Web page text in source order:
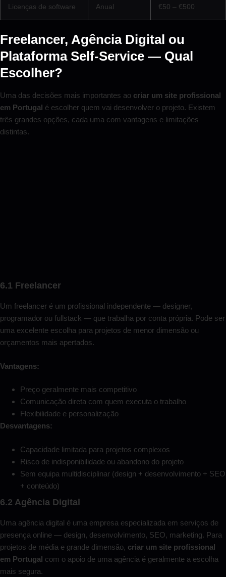
Licenças de software Anual €50 – €500
Freelancer, Agência Digital ou
Plataforma Self-Service — Qual
Escolher?
Uma das decisões mais importantes ao criar um site profissional
em Portugal é escolher quem vai desenvolver o projeto. Existem
três grandes opções, cada uma com vantagens e limitações
distintas.
6.1 Freelancer
Um freelancer é um profissional independente — designer,
programador ou fullstack — que trabalha por conta própria. Pode ser
uma excelente escolha para projetos de menor dimensão ou
orçamentos mais apertados.
Vantagens:
Preço geralmente mais competitivo
Comunicação direta com quem executa o trabalho
Flexibilidade e personalização
Desvantagens:
Capacidade limitada para projetos complexos
Risco de indisponibilidade ou abandono do projeto
Sem equipa multidisciplinar (design + desenvolvimento + SEO
+ conteúdo)
6.2 Agência Digital
Uma agência digital é uma empresa especializada em serviços de
presença online — design, desenvolvimento, SEO, marketing. Para
projetos de média e grande dimensão, criar um site profissional
em Portugal com o apoio de uma agência é geralmente a escolha
mais segura.